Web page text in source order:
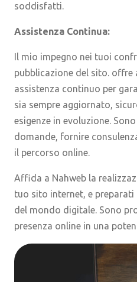
soddisfatti.
Assistenza Continua:
Il mio impegno nei tuoi
pubblicazione del sito. offre
assistenza continuo per
sia sempre aggiornato,
esigenze in evoluzione.
domande, fornire
il percorso online.
Affida a Nahweb la
tuo sito internet, e
del mondo digitale. Sono
presenza online in una